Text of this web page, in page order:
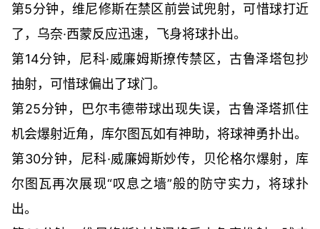
第5分钟，维尼修斯在禁区前尝试兜射，可惜球打近
了，乌奈·西蒙反应迅速，飞身将球扑出。
第14分钟，尼科·威廉姆斯撩传禁区，古鲁泽塔包抄
抽射，可惜球偏出了球门。
第25分钟，巴尔韦德带球出现失误，古鲁泽塔抓住
机会爆射近角，库尔图瓦如有神助，将球神勇扑出。
第30分钟，尼科·威廉姆斯妙传，贝伦格尔爆射，库
尔图瓦再次展现“叹息之墙”般的防守实力，将球扑
出。